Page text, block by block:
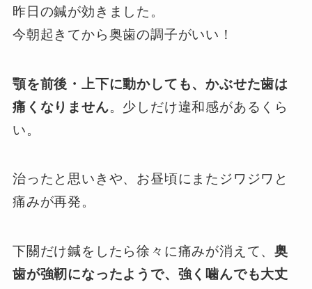
昨日の鍼が効きました。
今朝起きてから奥歯の調子がいい！
顎を前後・上下に動かしても、かぶせた歯は
痛くなりません。少しだけ違和感があるくら
い。
治ったと思いきや、お昼頃にまたジワジワと
痛みが再発。
下關だけ鍼をしたら徐々に痛みが消えて、奥
歯が強靭になったようで、強く噛んでも大丈